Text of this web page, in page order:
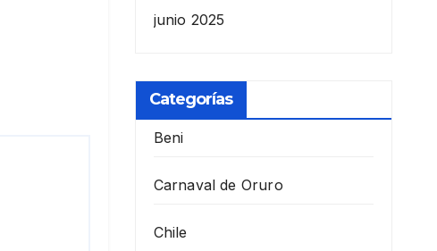
junio 2025
Categorías
Beni
Carnaval de Oruro
Chile